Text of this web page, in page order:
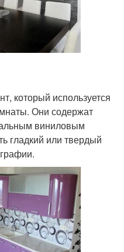
который используется
Они содержат
виниловым
гладкий или твердый